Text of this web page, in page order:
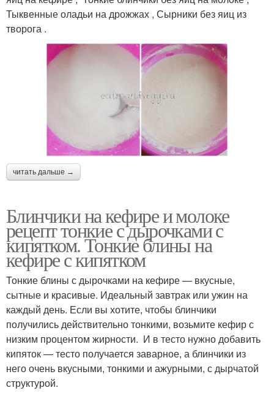
Тыквенные оладьи на дрожжах , Сырники без яиц из
творога .
читать дальше →
Блинчики на кефире и молоке
рецепт тонкие с дырочками с
кипятком. Тонкие блины на
кефире с кипятком
Тонкие блины с дырочками на кефире — вкусные,
сытные и красивые. Идеальный завтрак или ужин на
каждый день. Если вы хотите, чтобы блинчики
получились действительно тонкими, возьмите кефир с
низким процентом жирности. И в тесто нужно добавить
кипяток — тесто получается заварное, а блинчики из
него очень вкусными, тонкими и ажурными, с дырчатой
структурой.